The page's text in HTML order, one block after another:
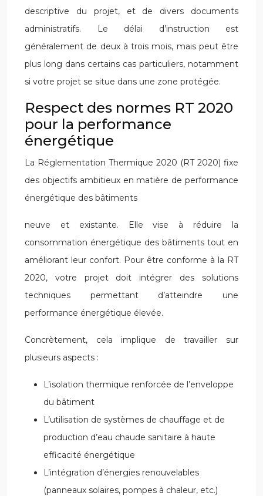
descriptive du projet, et de divers documents
administratifs. Le délai d’instruction est
généralement de deux à trois mois, mais peut être
plus long dans certains cas particuliers, notamment
si votre projet se situe dans une zone protégée.
Respect des normes RT 2020
pour la performance
énergétique
La Réglementation Thermique 2020 (RT 2020) fixe
des objectifs ambitieux en matière de performance
énergétique des bâtiments
neuve et existante. Elle vise à réduire la
consommation énergétique des bâtiments tout en
améliorant leur confort. Pour être conforme à la RT
2020, votre projet doit intégrer des solutions
techniques permettant d’atteindre une
performance énergétique élevée.
Concrètement, cela implique de travailler sur
plusieurs aspects :
L’isolation thermique renforcée de l’enveloppe
du bâtiment
L’utilisation de systèmes de chauffage et de
production d’eau chaude sanitaire à haute
efficacité énergétique
L’intégration d’énergies renouvelables
(panneaux solaires, pompes à chaleur, etc.)